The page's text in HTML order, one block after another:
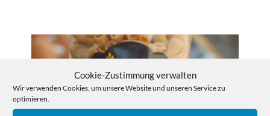
Cookie-Zustimmung verwalten
Wir verwenden Cookies, um unsere Website und unseren Service zu
optimieren.